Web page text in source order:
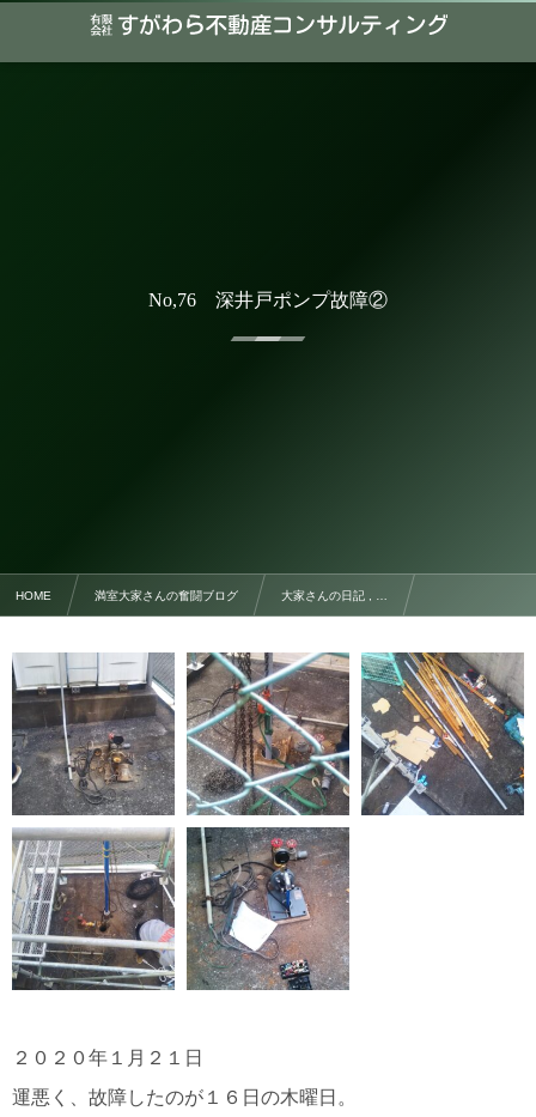
No,76 深井戸ポンプ故障②
HOME 満室大家さんの奮闘ブログ 大家さんの日記 , …
２０２０年１月２１日
運悪く、故障したのが１６日の木曜日。